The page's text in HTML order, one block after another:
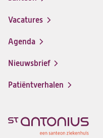
(opent
in
nieuwe
Vacatures
(opent
in
nieuwe
Agenda
Nieuwsbrief
Patiëntverhalen